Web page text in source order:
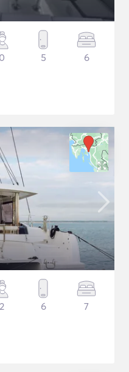
5 6
6 7